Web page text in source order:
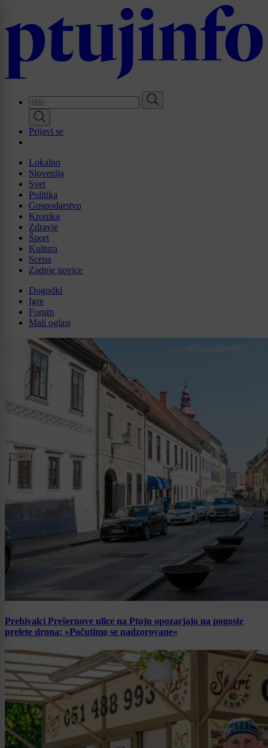
main
Prijavi se
Lokalno
Slovenija
Svet
Politika
Gospodarstvo
Kronika
Zdravje
Šport
Kultura
Scena
Zadnje novice
Dogodki
Igre
Forum
Mali oglasi
Prebivalci Prešernove ulice na Ptuju opozarjajo na pogoste
prelete drona: »Počutimo se nadzorovane«